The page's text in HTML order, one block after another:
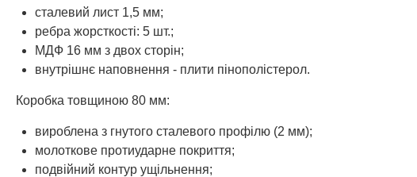
сталевий лист 1,5 мм;
ребра жорсткості: 5 шт.;
МДФ 16 мм з двох сторін;
внутрішнє наповнення - плити пінополістерол.
Коробка товщиною 80 мм:
вироблена з гнутого сталевого профілю (2 мм);
молоткове протиударне покриття;
подвійний контур ущільнення;